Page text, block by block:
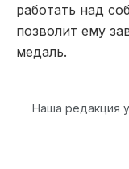
работать над
позволит ему
медаль.
Наша редакция